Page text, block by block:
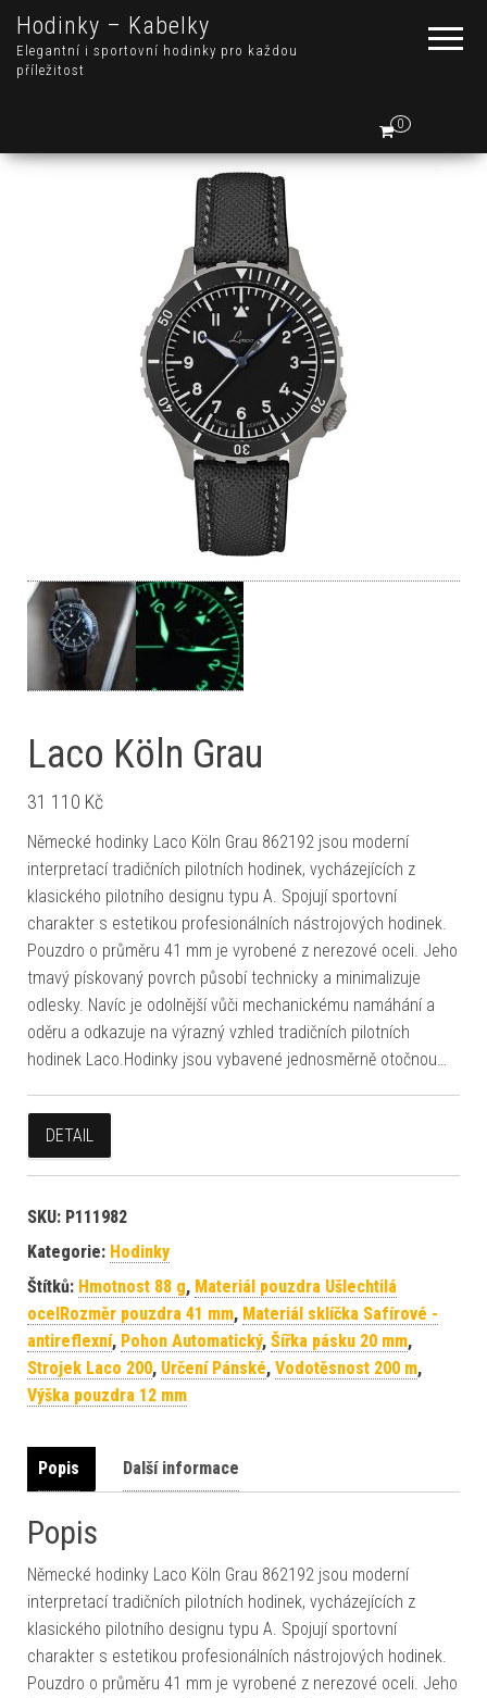
Hodinky – Kabelky
Elegantní i sportovní hodinky pro každou
příležitost
0
Laco Köln Grau
31 110 Kč
Německé hodinky Laco Köln Grau 862192 jsou moderní
interpretací tradičních pilotních hodinek, vycházejících z
klasického pilotního designu typu A. Spojují sportovní
charakter s estetikou profesionálních nástrojových hodinek.
Pouzdro o průměru 41 mm je vyrobené z nerezové oceli. Jeho
tmavý pískovaný povrch působí technicky a minimalizuje
odlesky. Navíc je odolnější vůči mechanickému namáhání a
oděru a odkazuje na výrazný vzhled tradičních pilotních
hodinek Laco.Hodinky jsou vybavené jednosměrně otočnou…
DETAIL
SKU: P111982
Kategorie: Hodinky
Štítků: Hmotnost 88 g, Materiál pouzdra Ušlechtilá
ocelRozměr pouzdra 41 mm, Materiál sklíčka Safírové -
antireflexní, Pohon Automatický, Šířka pásku 20 mm,
Strojek Laco 200, Určení Pánské, Vodotěsnost 200 m,
Výška pouzdra 12 mm
Popis Další informace
Popis
Německé hodinky Laco Köln Grau 862192 jsou moderní
interpretací tradičních pilotních hodinek, vycházejících z
klasického pilotního designu typu A. Spojují sportovní
charakter s estetikou profesionálních nástrojových hodinek.
Pouzdro o průměru 41 mm je vyrobené z nerezové oceli. Jeho